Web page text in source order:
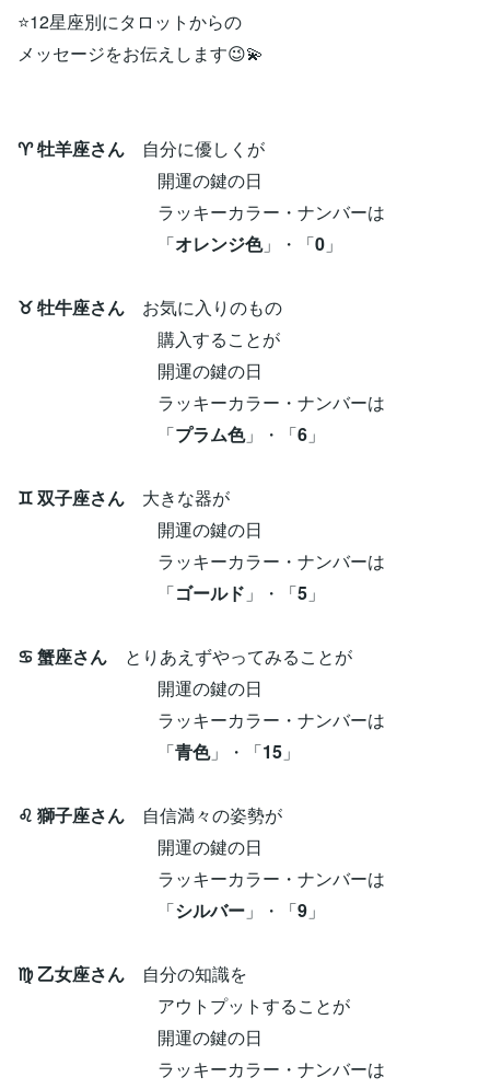
⭐12星座別にタロットからの
メッセージをお伝えします😉💫
♈ 牡羊座さん 自分に優しくが
開運の鍵の日
ラッキーカラー・ナンバーは
「オレンジ色」・「0 」
♉ 牡牛座さん お気に入りのもの
購入することが
開運の鍵の日
ラッキーカラー・ナンバーは
「プラム色」・「6 」
♊ 双子座さん 大きな器が
開運の鍵の日
ラッキーカラー・ナンバーは
「ゴールド 」・「5 」
♋ 蟹座さん とりあえずやってみることが
開運の鍵の日
ラッキーカラー・ナンバーは
「青色」・「15 」
♌ 獅子座さん 自信満々の姿勢が
開運の鍵の日
ラッキーカラー・ナンバーは
「シルバー 」・「9 」
♍ 乙女座さん 自分の知識を
アウトプットすることが
開運の鍵の日
ラッキーカラー・ナンバーは